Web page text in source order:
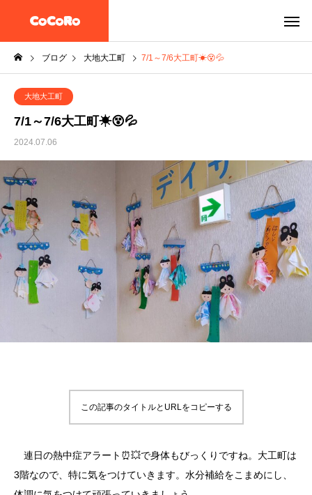
ブログ 大地大工町 7/1～7/6大工町☀😵💦
大地大工町
7/1～7/6大工町☀😵💦
2024.07.06
この記事のタイトルとURLをコピーする
連日の熱中症アラート⏰💥で身体もびっくりですね。大工町は
3階なので、特に気をつけていきます。水分補給をこまめにし、